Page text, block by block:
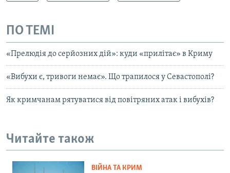
ПО ТЕМІ
«Прелюдія до серйозних дій»: куди «прилітає» в Криму
«Вибухи є, тривоги немає». Що трапилося у Севастополі?
Як кримчанам рятуватися від повітряних атак і вибухів?
Читайте також
ВІЙНА ТА КРИМ